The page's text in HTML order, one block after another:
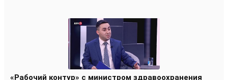
«Рабочий контур» с министром здравоохранения